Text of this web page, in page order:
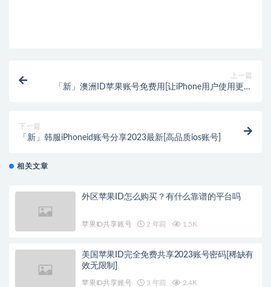
上一篇
「新」澳洲ID苹果账号免费用[让iPhone用户使用更方
下一篇
「新」韩服iPhoneid账号分享2023最新[高品质ios账号]
相关文章
外区苹果ID怎么购买？有什么靠谱的平台吗
苹果ID共享账号 2 年前 1.5K
美国苹果ID完全免费共享2023账号密码[稀缺有
效无限制]
苹果ID共享账号 3 年前 2.4K